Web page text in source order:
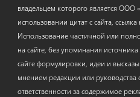
владельцем которого является
использовании цитат с сайта, ссылка
Использование частичной или
на сайте, без упоминания
сайте формулировки, идеи и
мнением редакции или руководства
ответственности за содержимое